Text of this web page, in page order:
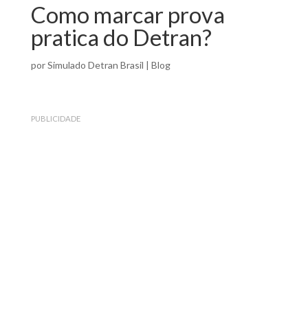
Como marcar prova
pratica do Detran?
porSimulado Detran Brasil | Blog
PUBLICIDADE